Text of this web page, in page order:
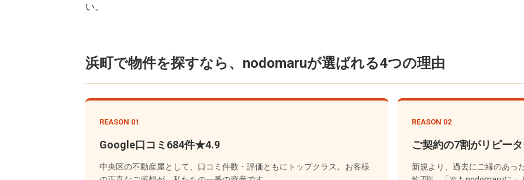
い。
浜町で物件を探すなら、nodomaruが選ばれる4つの理由
REASON 01
Google口コミ684件★4.9
中央区の不動産屋として、口コミ件数・評価ともにトップクラス。お客様
REASON 02
ご契約の7割がリピー
新規より、過去にご縁のあっ